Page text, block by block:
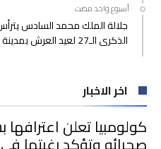
‫‫‫‏‫أسبوع واحد مضت‬
جلالة الملك محمد السادس
الذكرى الـ27 لعيد العرش بمدينة المضيق
اخر الاخبار
كولومبيا تعلن